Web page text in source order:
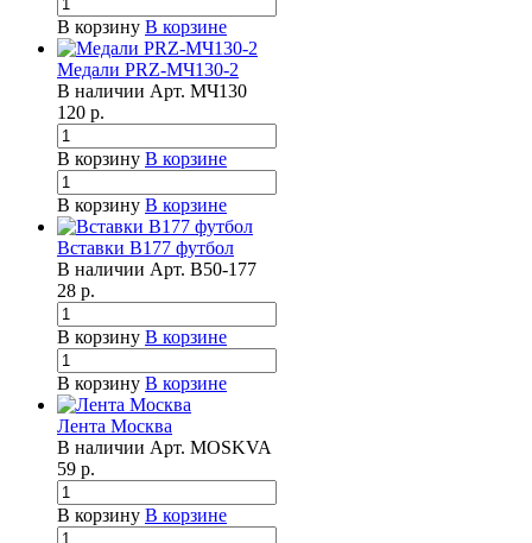
В корзину В корзине
Медали PRZ-МЧ130-2
В наличии Арт. МЧ130
120 р.
В корзину В корзине
В корзину В корзине
Вставки B177 футбол
В наличии Арт. B50-177
28 р.
В корзину В корзине
В корзину В корзине
Лента Москва
В наличии Арт. MOSKVA
59 р.
В корзину В корзине